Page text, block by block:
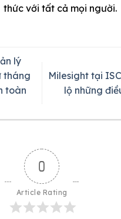
thức với tất cả mọi người.
lý
tháng
toàn
Milesight tại
lộ những
0
Article Rating